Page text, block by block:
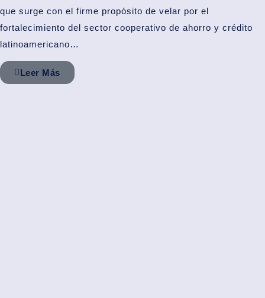
que surge con el firme propósito de velar por el
fortalecimiento del sector cooperativo de ahorro y crédito
latinoamericano…
Leer Más